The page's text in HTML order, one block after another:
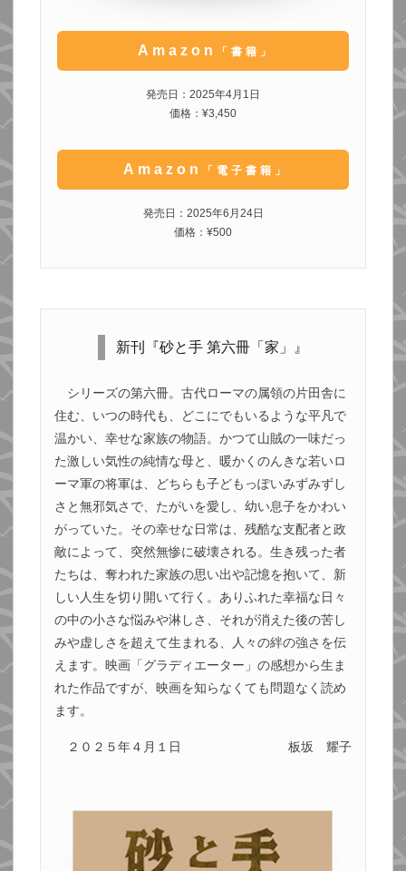
Amazon 「書籍」
発売日：2025年4月1日
価格：¥3,450
Amazon 「電子書籍」
発売日：2025年6月24日
価格：¥500
新刊『砂と手 第六冊「家」』
シリーズの第六冊。古代ローマの属領の片田舎に
住む、いつの時代も、どこにでもいるような平凡で
温かい、幸せな家族の物語。かつて山賊の一味だっ
た激しい気性の純情な母と、暖かくのんきな若いロ
ーマ軍の将軍は、どちらも子どもっぽいみずみずし
さと無邪気さで、たがいを愛し、幼い息子をかわい
がっていた。その幸せな日常は、残酷な支配者と政
敵によって、突然無惨に破壊される。生き残った者
たちは、奪われた家族の思い出や記憶を抱いて、新
しい人生を切り開いて行く。ありふれた幸福な日々
の中の小さな悩みや淋しさ、それが消えた後の苦し
みや虚しさを超えて生まれる、人々の絆の強さを伝
えます。映画「グラディエーター」の感想から生ま
れた作品ですが、映画を知らなくても問題なく読め
ます。
２０２５年４月１日 板坂 耀子